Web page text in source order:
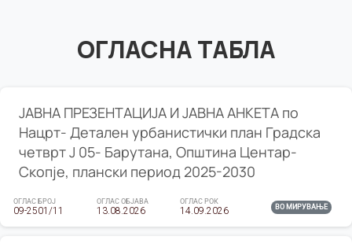
ОГЛАСНА ТАБЛА
ЈАВНА ПРЕЗЕНТАЦИЈА И ЈАВНА АНКЕТА по
Нацрт- Детален урбанистички план Градска
четврт Ј 05- Барутана, Општина Центар-
Скопје, плански период 2025-2030
ОГЛАС БРОЈ
09-2501/11
ОГЛАС ОБЈАВА
13.08.2026
ОГЛАС РОК
14.09.2026 ВО МИРУВАЊЕ